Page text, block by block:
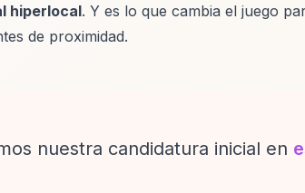
hiperlocal. Y es lo que cambia el juego
de proximidad.
nuestra candidatura inicial en